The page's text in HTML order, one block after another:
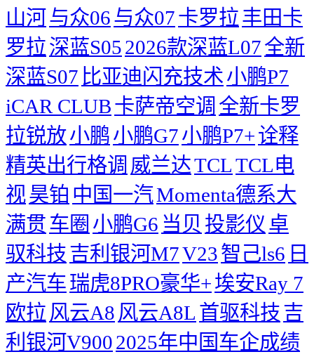
山河与众06与众07卡罗拉丰田卡
罗拉深蓝S052026款深蓝L07全新
深蓝S07 比亚迪闪充技术小鹏P7
iCAR CLUB卡萨帝空调 全新卡罗
拉锐放小鹏小鹏G7小鹏P7+诠释
精英出行格调 威兰达TCLTCL电
视昊铂 中国一汽Momenta德系大
满贯车圈 小鹏G6 当贝 投影仪 卓
驭科技吉利银河M7V23智己ls6 日
产汽车瑞虎8PRO豪华+埃安Ray 7
欧拉 风云A8 风云A8L 首驱科技吉
利银河V9002025年中国车企成绩